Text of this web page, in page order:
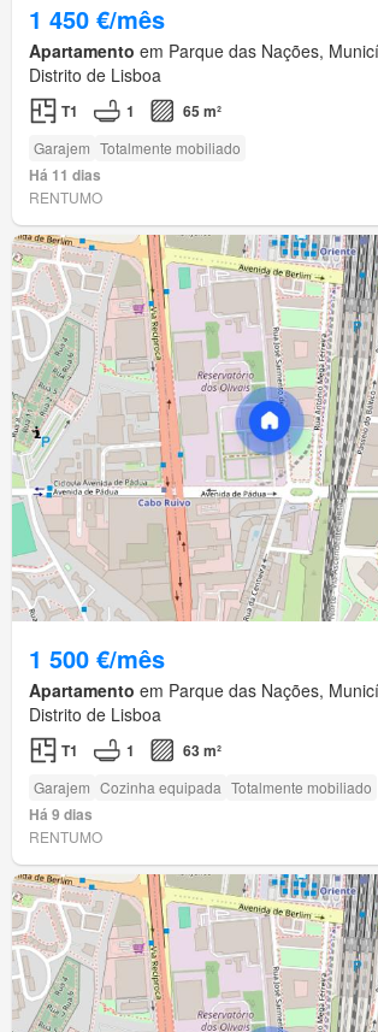
1 450 €/mês
Apartamento em Parque das Nações,
Distrito de Lisboa
T1 1 65 m²
Garajem Totalmente mobiliado
Há 11 dias
RENTUMO
1 500 €/mês
Apartamento em Parque das Nações,
Distrito de Lisboa
T1 1 63 m²
Garajem Cozinha equipada Totalmente mobiliado
Há 9 dias
RENTUMO